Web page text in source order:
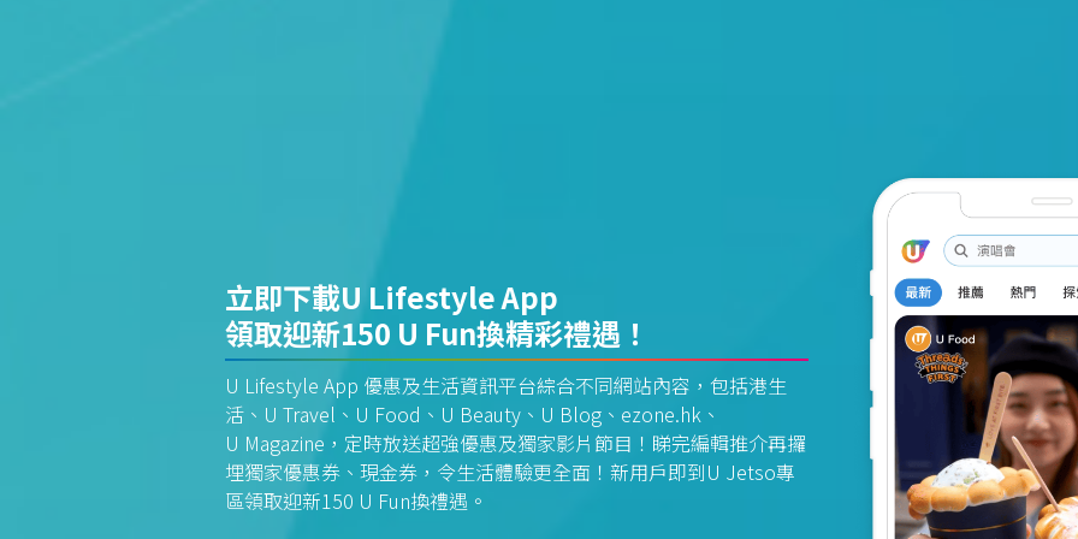
立即下載U Lifestyle App
領取迎新150 U Fun換精彩禮遇！
U Lifestyle App 優惠及生活資訊平台綜合不同網站內容，包括港生
活、U Travel、U Food、U Beauty、U Blog、ezone.hk、
U Magazine，定時放送超強優惠及獨家影片節目！睇完編輯推介再攞
埋獨家優惠券、現金券，令生活體驗更全面！新用戶即到U Jetso專
區領取迎新150 U Fun換禮遇。